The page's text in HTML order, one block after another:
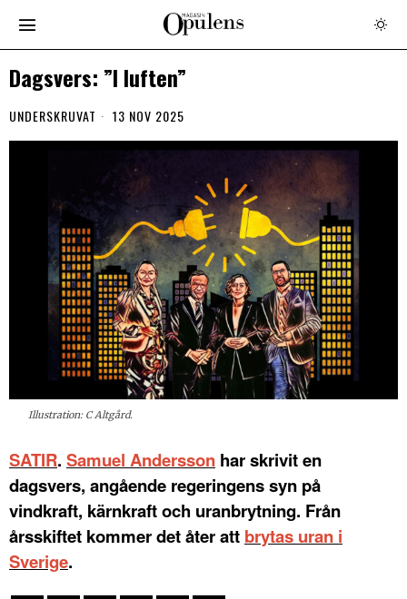
Dagsvers: ”I luften”
UNDERSKRUVAT 13 NOV 2025
Illustration: C Altgård.
SATIR. Samuel Andersson har skrivit en
dagsvers, angående regeringens syn på
vindkraft, kärnkraft och uranbrytning. Från
årsskiftet kommer det åter att brytas uran i
Sverige.